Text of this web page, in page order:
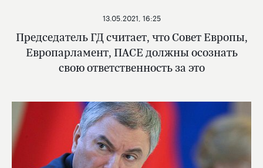
Председатель ГД считает, что Совет Европы,
Европарламент, ПАСЕ должны осознать
свою ответственность за это
13.05.2021, 16:25